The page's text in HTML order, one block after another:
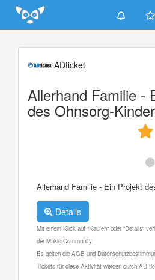
Update cookies preferences
ADticket
Allerhand Familie -
des Ohnsorg-
Allerhand Familie - Ein Projekt
Details
Mit einem Klick auf "Kaufen" oder "Details"
der Makis Community.
Es gelten die AGB und
Tickets für diese Aktivität werden durch AD